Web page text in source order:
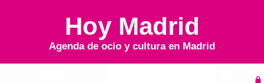
Hoy Madrid
Agenda de ocio y cultura en Madrid